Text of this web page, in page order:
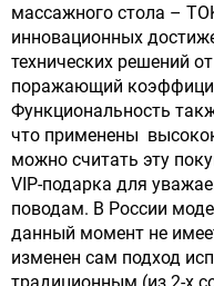
массажного стола –
инновационных
технических решений
поражающий
Функциональность
что применены
можно считать эту
VIP-подарка для
поводам. В России
данный момент не
изменен сам подход